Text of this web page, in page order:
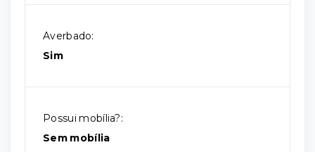
Averbado:
Sim
Possui mobília?:
Sem mobília